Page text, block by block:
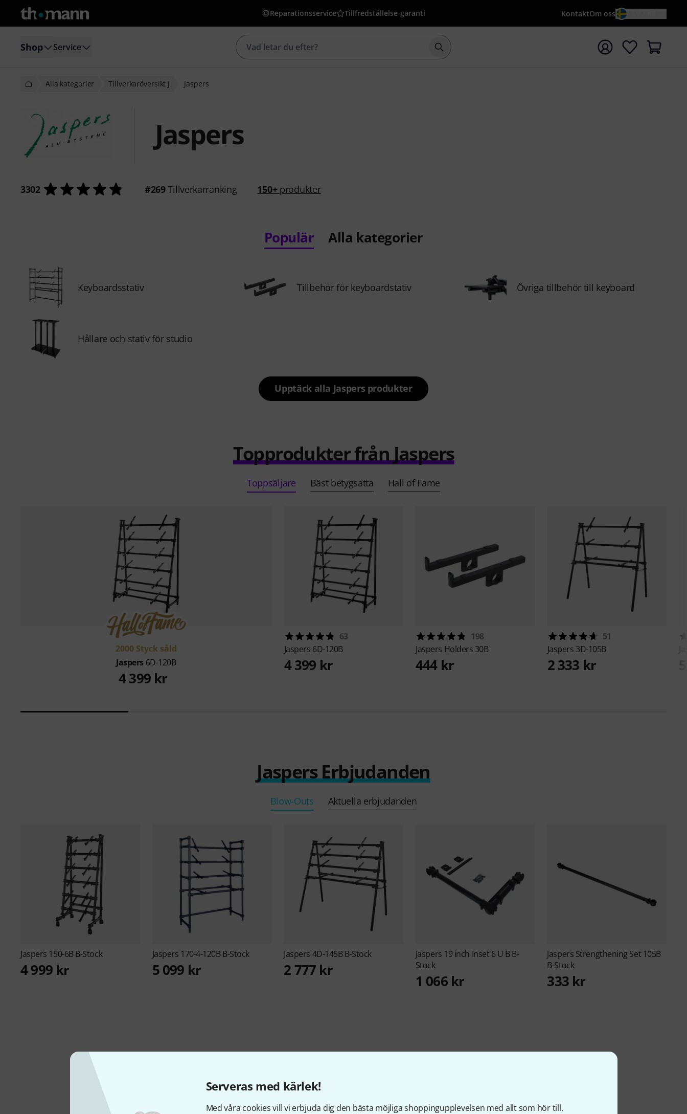
Serveras med kärlek!
Med våra cookies vill vi erbjuda dig den bästa möjliga shoppingupplevelsen med allt som hör till.
Reparationsservice Tillfredställelse-garanti KontaktOm oss
Shop Service Börja sökningen med söktermen {searchTerm}
Alla kategorier Tillverkaröversikt J Jaspers
Jaspers
3302 #269Tillverkarranking 150+produkter
Populär Alla kategorier
Keyboardsstativ Tillbehör för keyboardstativ Övriga tillbehör till keyboard
Hållare och stativ för studio
Upptäck alla Jaspers produkter
Topprodukter från Jaspers
Toppsäljare Bäst betygsatta Hall of Fame
2000 Styck såld
Jaspers 6D-120B
4 399 kr
63
Jaspers 6D-120B
4 399 kr
198
Jaspers Holders 30B
444 kr
51
Jaspers 3D-105B
2 333 kr
Jaspers Erbjudanden
Blow-Outs Aktuella erbjudanden
Jaspers 150-6B B-Stock
4 999 kr
Jaspers 170-4-120B B-Stock
5 099 kr
Jaspers 4D-145B B-Stock
2 777 kr
Jaspers 19 inch Inset 6 U B B-
Stock
1 066 kr
Jaspers Strengthening Set 105B
B-Stock
333 kr